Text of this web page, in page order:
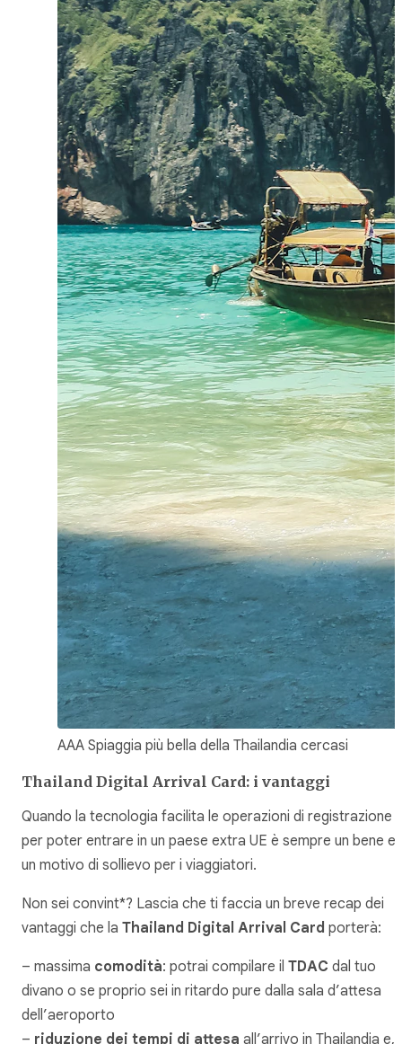
AAA Spiaggia più bella della Thailandia cercasi
Thailand Digital Arrival Card: i vantaggi
Quando la tecnologia facilita le operazioni di registrazione
per poter entrare in un paese extra UE è sempre un bene e
un motivo di sollievo per i viaggiatori.
Non sei convint*? Lascia che ti faccia un breve recap dei
vantaggi che la Thailand Digital Arrival Card porterà:
– massima comodità: potrai compilare il TDAC dal tuo
divano o se proprio sei in ritardo pure dalla sala d’attesa
dell’aeroporto
– riduzione dei tempi di attesa all’arrivo in Thailandia e,